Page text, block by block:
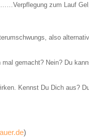
zum Lauf
also
gemacht? Nein? Du
Kennst Du Dich aus?
)